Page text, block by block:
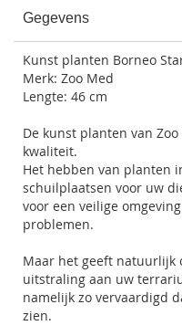
Gegevens
Kunst planten Borneo
Merk: Zoo Med
Lengte: 46 cm
De kunst planten van
kwaliteit.
Het hebben van planten
schuilplaatsen voor uw
voor een veilige
problemen.
Maar het geeft natuurlijk
uitstraling aan uw
namelijk zo vervaardigd
zien.